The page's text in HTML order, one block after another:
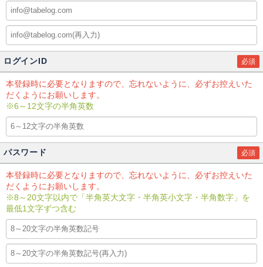
ログインID 必須
本登録時に必要となりますので、忘れないように、必ずお控えいた
だくようにお願いします。
※6～12文字の半角英数
パスワード 必須
本登録時に必要となりますので、忘れないように、必ずお控えいた
だくようにお願いします。
※8～20文字以内で「半角英大文字・半角英小文字・半角数字」を
最低1文字ずつ含む